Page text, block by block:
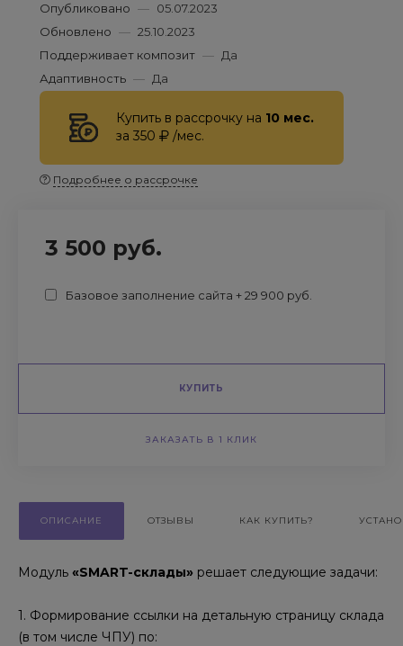
Опубликовано — 05.07.2023
Обновлено — 25.10.2023
Поддерживает композит — Да
Адаптивность — Да
Купить в рассрочку на 10 мес.
за 350
/мес.
Подробнее о рассрочке
3 500 руб.
Базовое заполнение сайта + 29 900 руб.
КУПИТЬ
ЗАКАЗАТЬ В 1 КЛИК
ОПИСАНИЕ ОТЗЫВЫ КАК КУПИТЬ?
Модуль «SMART-склады» решает следующие задачи:
1. Формирование ссылки на детальную страницу склада
(в том числе ЧПУ) по: